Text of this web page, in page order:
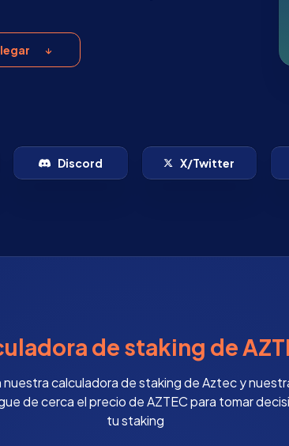
Discord X/Twitter
de staking de
calculadora de staking de Aztec y
de cerca el precio de AZTEC para tomar
tu staking